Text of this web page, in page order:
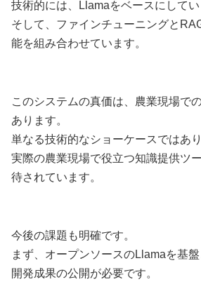
技術的には、Llamaをベースにしてい
そして、ファインチューニングと
能を組み合わせています。
このシステムの真価は、農業現場で
あります。
単なる技術的なショーケースではあり
実際の農業現場で役立つ知識提供ツ
待されています。
今後の課題も明確です。
まず、オープンソースのLlamaを基盤
開発成果の公開が必要です。